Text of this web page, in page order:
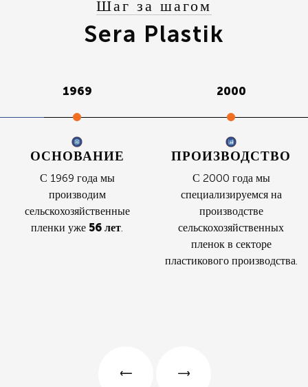
Шаг за шагом
Sera Plastik
1969
ОСНОВАНИЕ
С 1969 года мы
производим
сельскохозяйственные
пленки уже 56 лет.
2000
ПРОИЗВОДСТВО
С 2000 года мы
специализируемся на
производстве
сельскохозяйственных
пленок в секторе
пластикового производства.